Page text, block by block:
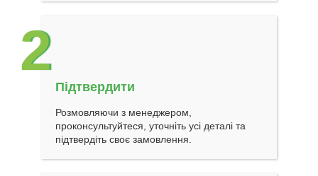
2
Підтвердити
Розмовляючи з менеджером,
проконсультуйтеся, уточніть усі деталі та
підтвердіть своє замовлення.